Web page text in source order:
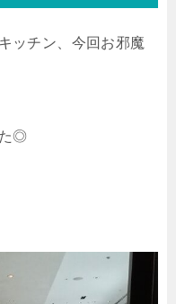
ッチン、今回お邪魔
た◎